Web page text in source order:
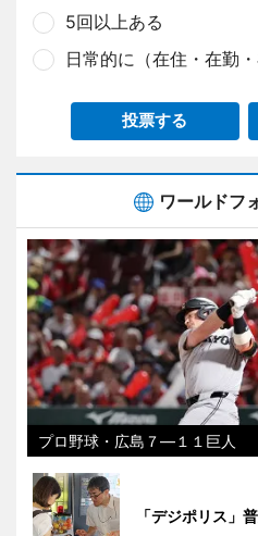
5回以上ある
日常的に（在住・在勤・
投票する
ワールドフ
プロ野球・広島７―１１巨人
「デジポリス」